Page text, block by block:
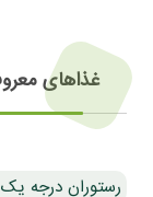
غذاهای
رستوران درجه